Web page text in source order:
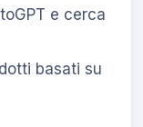
e cerca
basati su